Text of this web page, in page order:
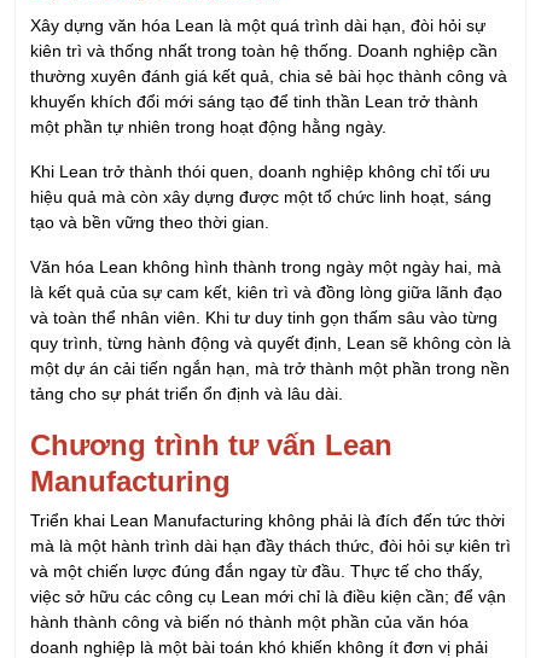
Xây dựng văn hóa Lean là một quá trình dài hạn, đòi hỏi sự
kiên trì và thống nhất trong toàn hệ thống. Doanh nghiệp cần
thường xuyên đánh giá kết quả, chia sẻ bài học thành công và
khuyến khích đổi mới sáng tạo để tinh thần Lean trở thành
một phần tự nhiên trong hoạt động hằng ngày.
Khi Lean trở thành thói quen, doanh nghiệp không chỉ tối ưu
hiệu quả mà còn xây dựng được một tổ chức linh hoạt, sáng
tạo và bền vững theo thời gian.
Văn hóa Lean không hình thành trong ngày một ngày hai, mà
là kết quả của sự cam kết, kiên trì và đồng lòng giữa lãnh đạo
và toàn thể nhân viên. Khi tư duy tinh gọn thấm sâu vào từng
quy trình, từng hành động và quyết định, Lean sẽ không còn là
một dự án cải tiến ngắn hạn, mà trở thành một phần trong nền
tảng cho sự phát triển ổn định và lâu dài.
Chương trình tư vấn Lean
Manufacturing
Triển khai Lean Manufacturing không phải là đích đến tức thời
mà là một hành trình dài hạn đầy thách thức, đòi hỏi sự kiên trì
và một chiến lược đúng đắn ngay từ đầu. Thực tế cho thấy,
việc sở hữu các công cụ Lean mới chỉ là điều kiện cần; để vận
hành thành công và biến nó thành một phần của văn hóa
doanh nghiệp là một bài toán khó khiến không ít đơn vị phải